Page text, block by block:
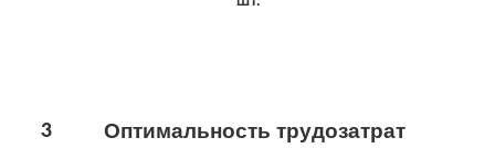
3
Оптимальность трудозатрат